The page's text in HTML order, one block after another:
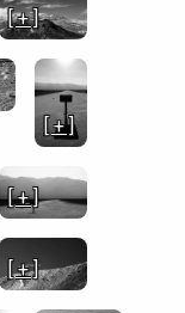
[ + ]
[ + ]
[ + ]
[ + ]